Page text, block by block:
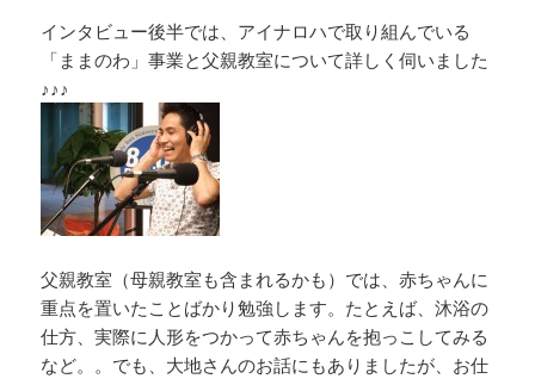
インタビュー後半では、アイナロハで取り組んでいる
「ままのわ」事業と父親教室について詳しく伺いました
♪♪♪
父親教室（母親教室も含まれるかも）では、赤ちゃんに
重点を置いたことばかり勉強します。たとえば、沐浴の
仕方、実際に人形をつかって赤ちゃんを抱っこしてみる
など。。でも、大地さんのお話にもありましたが、お仕